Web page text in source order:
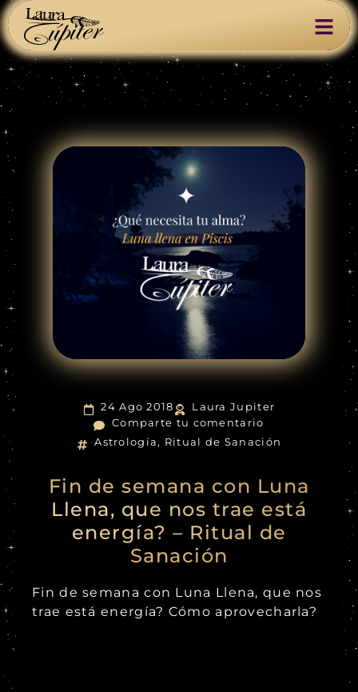
24 Ago 2018
Laura Jupiter
Comparte tu comentario
Astrología, Ritual de Sanación
Fin de semana con Luna
Llena, que nos trae está
energía? – Ritual de
Sanación
Fin de semana con Luna Llena, que nos
trae está energía? Cómo aprovecharla?